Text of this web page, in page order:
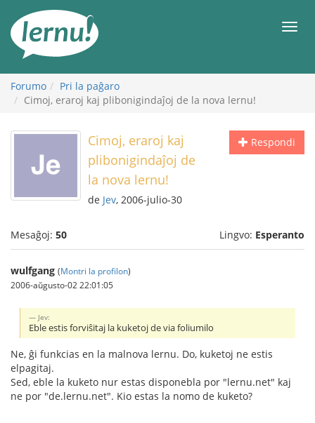
enhavo
Forumo
Pri la paĝaro
Cimoj, eraroj kaj plibonigindaĵoj de la nova lernu!
Respondi
Cimoj, eraroj kaj
plibonigindaĵoj de
la nova lernu!
de Jev, 2006-julio-30
Mesaĝoj: 50 Lingvo: Esperanto
wulfgang (Montri la profilon)
2006-aŭgusto-02 22:01:05
Jev:
Eble estis forviŝitaj la kuketoj de via foliumilo
Ne, ĝi funkcias en la malnova lernu. Do, kuketoj ne estis
elpagitaj.
Sed, eble la kuketo nur estas disponebla por "lernu.net" kaj
ne por "de.lernu.net". Kio estas la nomo de kuketo?